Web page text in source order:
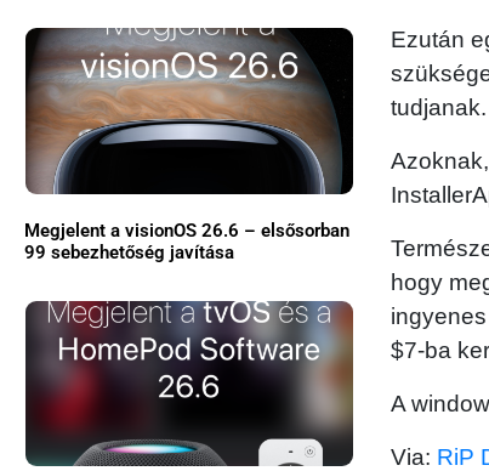
Megjelent a visionOS 26.6 – elsősorban
99 sebezhetőség javítása
Ezután
tudjanak.
hogy
$7-ba
A
Via: RiP